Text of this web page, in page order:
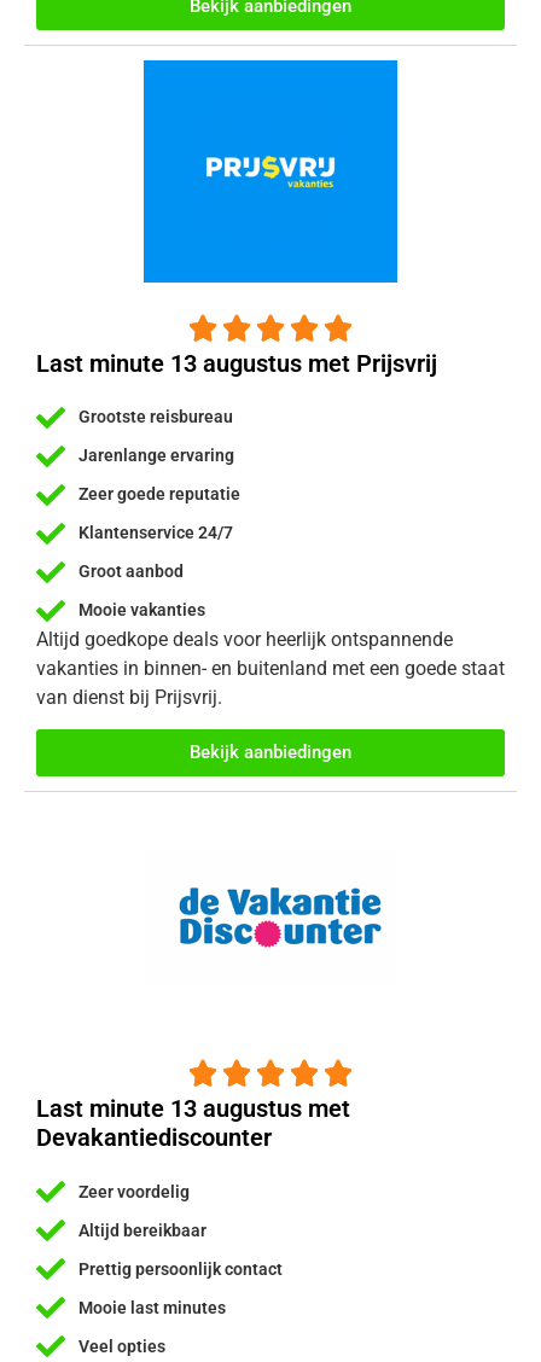
Bekijk aanbiedingen
    
Last minute 13 augustus met Prijsvrij
Grootste reisbureau
Jarenlange ervaring
Zeer goede reputatie
Klantenservice 24/7
Groot aanbod
Mooie vakanties
Altijd goedkope deals voor heerlijk ontspannende
vakanties in binnen- en buitenland met een goede staat
van dienst bij Prijsvrij.
Bekijk aanbiedingen
    
Last minute 13 augustus met
Devakantiediscounter
Zeer voordelig
Altijd bereikbaar
Prettig persoonlijk contact
Mooie last minutes
Veel opties